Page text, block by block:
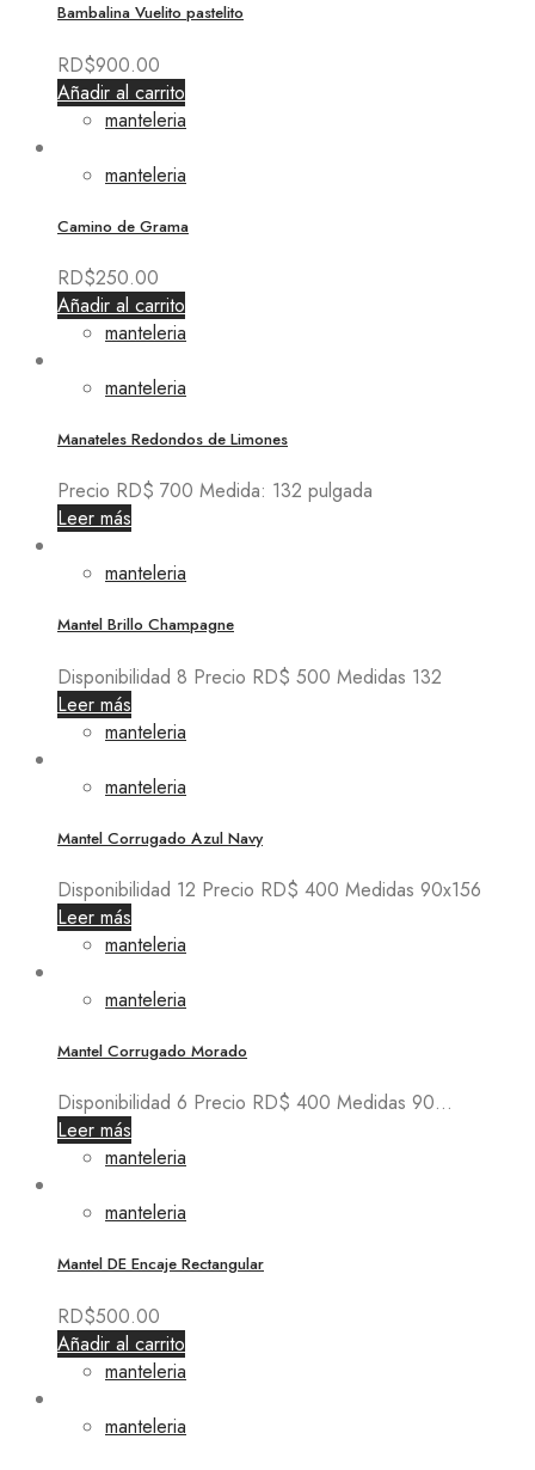
Bambalina Vuelito pastelito
RD$900.00
Añadir al carrito
manteleria
manteleria
Camino de Grama
RD$250.00
Añadir al carrito
manteleria
manteleria
Manateles Redondos de Limones
Precio RD$ 700 Medida: 132 pulgada
Leer más
manteleria
Mantel Brillo Champagne
Disponibilidad 8 Precio RD$ 500 Medidas 132
Leer más
manteleria
manteleria
Mantel Corrugado Azul Navy
Disponibilidad 12 Precio RD$ 400 Medidas 90x156
Leer más
manteleria
manteleria
Mantel Corrugado Morado
Disponibilidad 6 Precio RD$ 400 Medidas 90...
Leer más
manteleria
manteleria
Mantel DE Encaje Rectangular
RD$500.00
Añadir al carrito
manteleria
manteleria